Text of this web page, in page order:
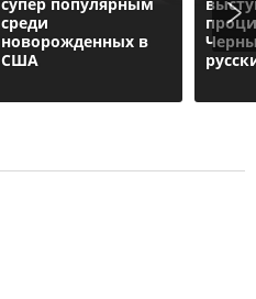
супер популярным
среди
новорожденных в
США